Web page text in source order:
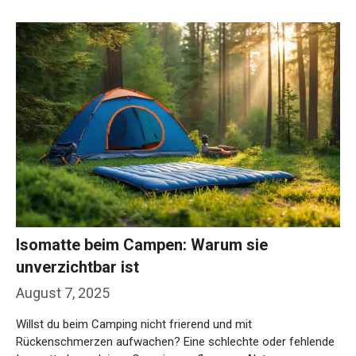
August 7, 2025
Isomatte beim Campen: Warum sie
unverzichtbar ist
Willst du beim Camping nicht frierend und mit
Rückenschmerzen aufwachen? Eine schlechte oder fehlende